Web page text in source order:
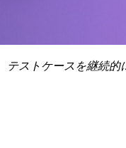
ストケースを継続